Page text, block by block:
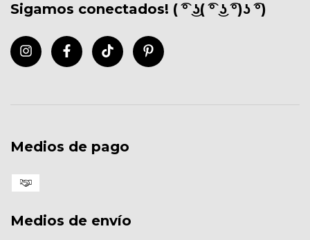
Sigamos conectados! ( ͡° ͜ʖ( ͡° ͜ʖ ͡°)ʖ ͡°)
Medios de pago
Medios de envío